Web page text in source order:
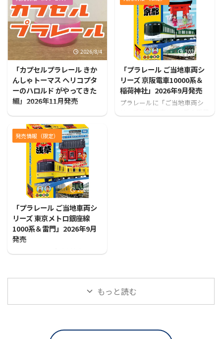
2026/8/4
「カプセルプラレール きか
んしゃトーマス ヘリコプタ
ーのハロルド がやってきた
編」2026年11月発売
プセルプラレール きかんしゃ
トーマス ヘリコプターのハロ
ルド がやってきた編」が発売
となります！
2026/7/31
「プラレール ご当地車両シ
リーズ 京阪電車10000系＆
稲荷神社」2026年9月発売
プラレールに「ご当地車両シ
発売情報（限定）
2026/7/31
「プラレール ご当地車両シ
リーズ 東京メトロ銀座線
1000系＆雷門」2026年9月
発売
もっと読む